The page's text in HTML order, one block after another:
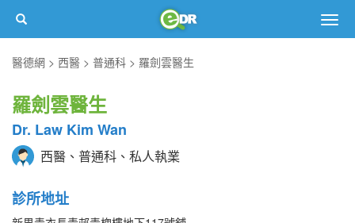
醫德網
西醫 普通科 羅劍雲醫生
羅劍雲醫生
Dr. Law Kim Wan
西醫、普通科、私人執業
診所地址